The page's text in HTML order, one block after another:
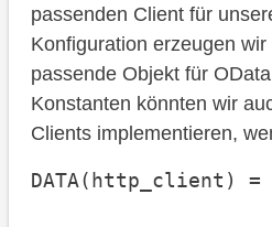
passenden Client für
Konfiguration erzeugen wir
passende Objekt für
Konstanten könnten wir
Clients implementieren,
DATA(http_client)